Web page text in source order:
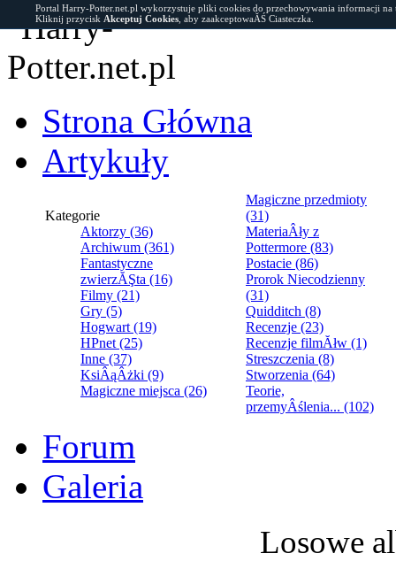
Strona Główna
Artykuły
Kategorie
Aktorzy (36)
Archiwum (361)
Fantastyczne
zwierzĂŞta (16)
Filmy (21)
Gry (5)
Hogwart (19)
HPnet (25)
Inne (37)
KsiÂąÂżki (9)
Magiczne miejsca (26)
Magiczne przedmioty
(31)
MateriaÂły z
Pottermore (83)
Postacie (86)
Prorok Niecodzienny
(31)
Quidditch (8)
Recenzje (23)
Recenzje filmĂłw (1)
Streszczenia (8)
Stworzenia (64)
Teorie,
przemyÂślenia... (102)
Forum
Galeria
Losowe
Portal Harry-Potter.net.pl wykorzystuje pliki cookies do przechowywania informacji
Kliknij przycisk Akceptuj Cookies , aby zaakceptowaĂŚ Ciasteczka.